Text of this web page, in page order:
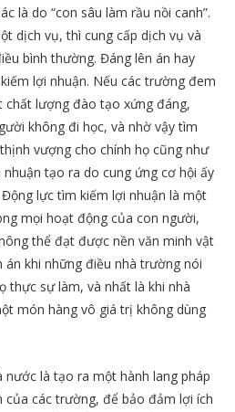
là do “con sâu làm rầu nồi canh”.
dịch vụ, thì cung cấp dịch vụ và
bình thường. Đáng lên án hay
lợi nhuận. Nếu các trường đem
lượng đào tạo xứng đáng,
không đi học, và nhờ vậy tìm
vượng cho chính họ cũng như
tạo ra do cung ứng cơ hội ấy
lực tìm kiếm lợi nhuận là một
mọi hoạt động của con người,
thể đạt được nền văn minh vật
án khi những điều nhà trường nói
thực sự làm, và nhất là khi nhà
món hàng vô giá trị không dùng
nước là tạo ra một hành lang pháp
của các trường, để bảo đảm lợi ích